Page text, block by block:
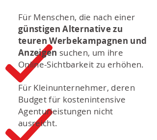
Für Menschen, die nach einer
günstigen Alternative zu
teuren Werbekampagnen und
Anzeigen suchen, um ihre
Online-Sichtbarkeit zu erhöhen.
Für Kleinunternehmer, deren
Budget für kostenintensive
Agenturleistungen nicht
ausreicht.